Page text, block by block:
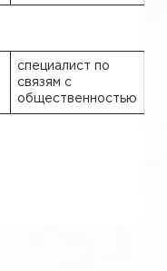
специалист по
связям с
общественностью